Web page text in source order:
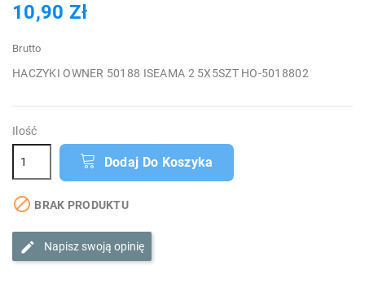
10,90 Zł
Brutto
HACZYKI OWNER 50188 ISEAMA 2 5X5SZT HO-5018802
Ilość
Dodaj Do Koszyka
 BRAK PRODUKTU
Napisz swoją opinię